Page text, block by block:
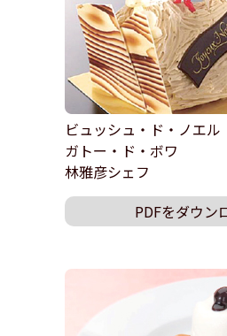
ビュッシュ・ド・ノエル
ガトー・ド・ボワ
林雅彦シェフ
PDFをダウン